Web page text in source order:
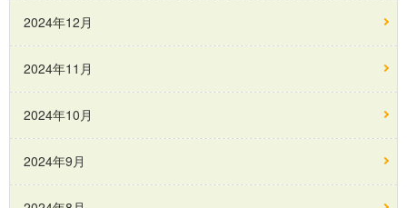
2024年12月
2024年11月
2024年10月
2024年9月